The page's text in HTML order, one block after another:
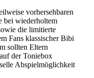
vorhersehbaren
bei wiederholtem
die limitierte
Fans klassischer Bibi
sollten Eltern
der Toniebox
Abspielmöglichkeit